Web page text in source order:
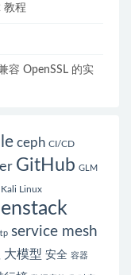
教程
容 OpenSSL 的实
ceph CI/CD
GitHub GLM
Kali Linux
service mesh
大模型 安全 容器